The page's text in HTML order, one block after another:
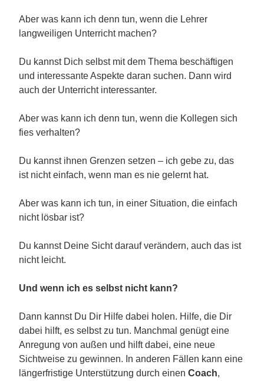
Aber was kann ich denn tun, wenn die Lehrer
langweiligen Unterricht machen?
Du kannst Dich selbst mit dem Thema beschäftigen
und interessante Aspekte daran suchen. Dann wird
auch der Unterricht interessanter.
Aber was kann ich denn tun, wenn die Kollegen sich
fies verhalten?
Du kannst ihnen Grenzen setzen – ich gebe zu, das
ist nicht einfach, wenn man es nie gelernt hat.
Aber was kann ich tun, in einer Situation, die einfach
nicht lösbar ist?
Du kannst Deine Sicht darauf verändern, auch das ist
nicht leicht.
Und wenn ich es selbst nicht kann?
Dann kannst Du Dir Hilfe dabei holen. Hilfe, die Dir
dabei hilft, es selbst zu tun. Manchmal genügt eine
Anregung von außen und hilft dabei, eine neue
Sichtweise zu gewinnen. In anderen Fällen kann eine
längerfristige Unterstützung durch einen Coach,